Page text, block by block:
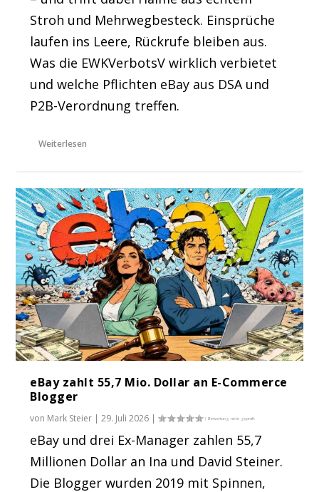
Stroh und Mehrwegbesteck. Einsprüche
laufen ins Leere, Rückrufe bleiben aus.
Was die EWKVerbotsV wirklich verbietet
und welche Pflichten eBay aus DSA und
P2B-Verordnung treffen.
Weiterlesen
eBay zahlt 55,7 Mio. Dollar an E-Commerce
Blogger
von Mark Steier |29. Juli 2026 |
eBay und drei Ex-Manager zahlen 55,7
Millionen Dollar an Ina und David Steiner.
Die Blogger wurden 2019 mit Spinnen,